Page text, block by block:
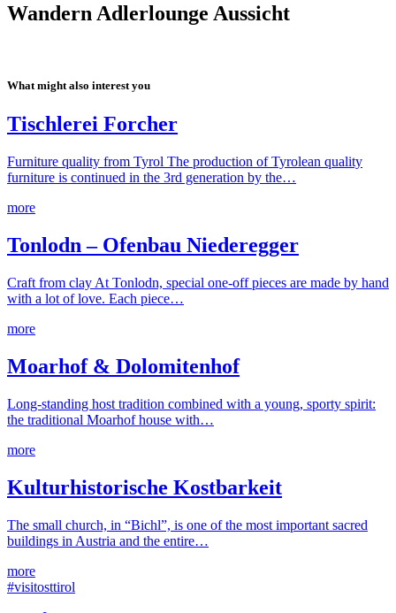
Wandern Adlerlounge Aussicht
What might also interest you
Tischlerei Forcher
Furniture quality from Tyrol The production of Tyrolean quality
furniture is continued in the 3rd generation by the…
more
Tonlodn – Ofenbau Niederegger
Craft from clay At Tonlodn, special one-off pieces are made by hand
with a lot of love. Each piece…
more
Moarhof & Dolomitenhof
Long-standing host tradition combined with a young, sporty spirit:
the traditional Moarhof house with…
more
Kulturhistorische Kostbarkeit
The small church, in “Bichl”, is one of the most important sacred
buildings in Austria and the entire…
more
#visitosttirol